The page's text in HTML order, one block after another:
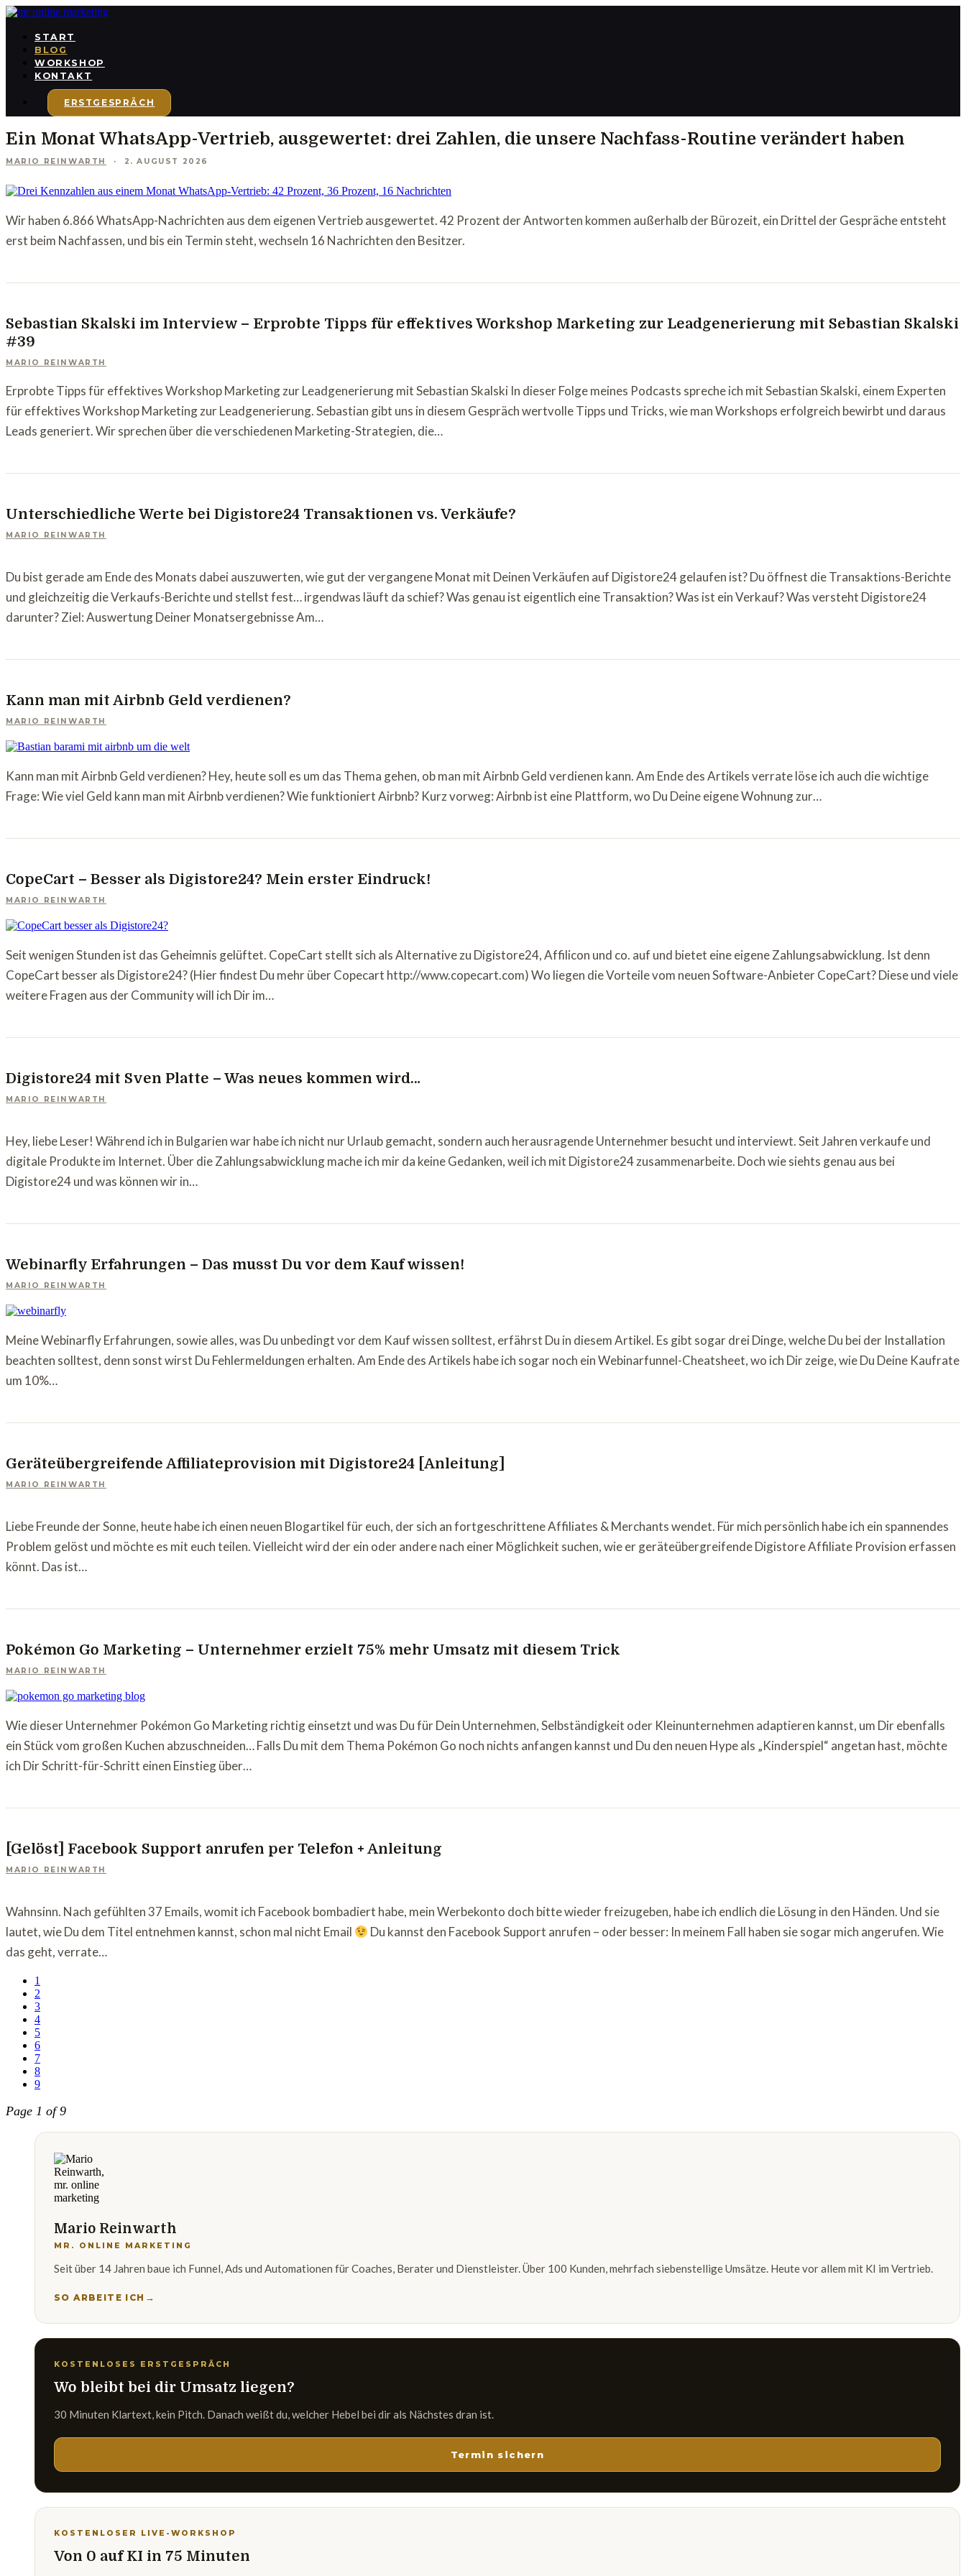
START
BLOG
WORKSHOP
KONTAKT
ERSTGESPRÄCH
Ein Monat WhatsApp-Vertrieb, ausgewertet: drei Zahlen, die unsere Nachfass-Routine verändert haben
MARIO REINWARTH 2. AUGUST 2026
Wir haben 6.866 WhatsApp-Nachrichten aus dem eigenen Vertrieb ausgewertet. 42 Prozent der Antworten kommen außerhalb der Bürozeit, ein Drittel der Gespräche entsteht
erst beim Nachfassen, und bis ein Termin steht, wechseln 16 Nachrichten den Besitzer.
Sebastian Skalski im Interview – Erprobte Tipps für effektives Workshop Marketing zur Leadgenerierung mit Sebastian Skalski
#39
MARIO REINWARTH
Erprobte Tipps für effektives Workshop Marketing zur Leadgenerierung mit Sebastian Skalski In dieser Folge meines Podcasts spreche ich mit Sebastian Skalski, einem Experten
für effektives Workshop Marketing zur Leadgenerierung. Sebastian gibt uns in diesem Gespräch wertvolle Tipps und Tricks, wie man Workshops erfolgreich bewirbt und daraus
Leads generiert. Wir sprechen über die verschiedenen Marketing-Strategien, die…
Unterschiedliche Werte bei Digistore24 Transaktionen vs. Verkäufe?
MARIO REINWARTH
Du bist gerade am Ende des Monats dabei auszuwerten, wie gut der vergangene Monat mit Deinen Verkäufen auf Digistore24 gelaufen ist? Du öffnest die Transaktions-Berichte
und gleichzeitig die Verkaufs-Berichte und stellst fest… irgendwas läuft da schief? Was genau ist eigentlich eine Transaktion? Was ist ein Verkauf? Was versteht Digistore24
darunter? Ziel: Auswertung Deiner Monatsergebnisse Am…
Kann man mit Airbnb Geld verdienen?
MARIO REINWARTH
Kann man mit Airbnb Geld verdienen? Hey, heute soll es um das Thema gehen, ob man mit Airbnb Geld verdienen kann. Am Ende des Artikels verrate löse ich auch die wichtige
Frage: Wie viel Geld kann man mit Airbnb verdienen? Wie funktioniert Airbnb? Kurz vorweg: Airbnb ist eine Plattform, wo Du Deine eigene Wohnung zur…
CopeCart – Besser als Digistore24? Mein erster Eindruck!
MARIO REINWARTH
Seit wenigen Stunden ist das Geheimnis gelüftet. CopeCart stellt sich als Alternative zu Digistore24, Affilicon und co. auf und bietet eine eigene Zahlungsabwicklung. Ist denn
CopeCart besser als Digistore24? (Hier findest Du mehr über Copecart http://www.copecart.com) Wo liegen die Vorteile vom neuen Software-Anbieter CopeCart? Diese und viele
weitere Fragen aus der Community will ich Dir im…
Digistore24 mit Sven Platte – Was neues kommen wird…
MARIO REINWARTH
Hey, liebe Leser! Während ich in Bulgarien war habe ich nicht nur Urlaub gemacht, sondern auch herausragende Unternehmer besucht und interviewt. Seit Jahren verkaufe und
digitale Produkte im Internet. Über die Zahlungsabwicklung mache ich mir da keine Gedanken, weil ich mit Digistore24 zusammenarbeite. Doch wie siehts genau aus bei
Digistore24 und was können wir in…
Webinarfly Erfahrungen – Das musst Du vor dem Kauf wissen!
MARIO REINWARTH
Meine Webinarfly Erfahrungen, sowie alles, was Du unbedingt vor dem Kauf wissen solltest, erfährst Du in diesem Artikel. Es gibt sogar drei Dinge, welche Du bei der Installation
beachten solltest, denn sonst wirst Du Fehlermeldungen erhalten. Am Ende des Artikels habe ich sogar noch ein Webinarfunnel-Cheatsheet, wo ich Dir zeige, wie Du Deine Kaufrate
um 10%…
Geräteübergreifende Affiliateprovision mit Digistore24 [Anleitung]
MARIO REINWARTH
Liebe Freunde der Sonne, heute habe ich einen neuen Blogartikel für euch, der sich an fortgeschrittene Affiliates & Merchants wendet. Für mich persönlich habe ich ein spannendes
Problem gelöst und möchte es mit euch teilen. Vielleicht wird der ein oder andere nach einer Möglichkeit suchen, wie er geräteübergreifende Digistore Affiliate Provision erfassen
könnt. Das ist…
Pokémon Go Marketing – Unternehmer erzielt 75% mehr Umsatz mit diesem Trick
MARIO REINWARTH
Wie dieser Unternehmer Pokémon Go Marketing richtig einsetzt und was Du für Dein Unternehmen, Selbständigkeit oder Kleinunternehmen adaptieren kannst, um Dir ebenfalls
ein Stück vom großen Kuchen abzuschneiden… Falls Du mit dem Thema Pokémon Go noch nichts anfangen kannst und Du den neuen Hype als „Kinderspiel“ angetan hast, möchte
ich Dir Schritt-für-Schritt einen Einstieg über…
[Gelöst] Facebook Support anrufen per Telefon + Anleitung
MARIO REINWARTH
Wahnsinn. Nach gefühlten 37 Emails, womit ich Facebook bombadiert habe, mein Werbekonto doch bitte wieder freizugeben, habe ich endlich die Lösung in den Händen. Und sie
lautet, wie Du dem Titel entnehmen kannst, schon mal nicht Email
Du kannst den Facebook Support anrufen – oder besser: In meinem Fall haben sie sogar mich angerufen. Wie
das geht, verrate…
1
2
3
4
5
6
7
8
9
Page 1 of 9
Mario Reinwarth
MR. ONLINE MARKETING
Seit über 14 Jahren baue ich Funnel, Ads und Automationen für Coaches, Berater und Dienstleister. Über 100 Kunden, mehrfach siebenstellige Umsätze. Heute vor allem mit KI im Vertrieb.
SO ARBEITE ICH
KOSTENLOSES ERSTGESPRÄCH
Wo bleibt bei dir Umsatz liegen?
30 Minuten Klartext, kein Pitch. Danach weißt du, welcher Hebel bei dir als Nächstes dran ist.
Termin sichern
KOSTENLOSER LIVE-WORKSHOP
Von 0 auf KI in 75 Minuten